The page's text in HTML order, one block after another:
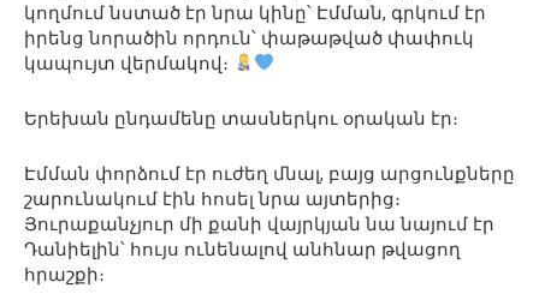
կողմում նստած էր նրա կինը՝ Էմման, գրկում էր
իրենց նորածին որդուն՝ փաթաթված փափուկ
կապույտ վերմակով։
Երեխան ընդամենը տասներկու օրական էր։
Էմման փորձում էր ուժեղ մնալ, բայց արցունքները
շարունակում էին հոսել նրա այտերից։
Յուրաքանչյուր մի քանի վայրկյան նա նայում էր
Դանիելին՝ հույս ունենալով անհնար թվացող
հրաշքի։